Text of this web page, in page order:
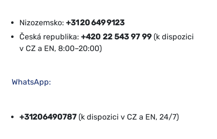
Nizozemsko: +31 20 649 9123
Česká republika: +420 22 543 97 99 (k dispozici
v CZ a EN, 8:00–20:00)
WhatsApp:
+31206490787 (k dispozici v CZ a EN, 24/7)